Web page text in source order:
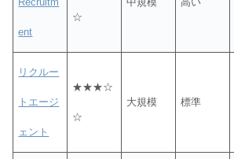
ent
☆
リクルー
トエージ
ェント
★★★☆
☆
大規模 標準